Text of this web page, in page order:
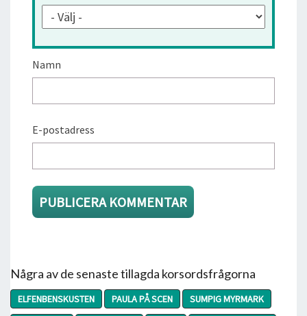
Namn
E-postadress
Några av de senaste tillagda korsordsfrågorna
ELFENBENSKUSTEN PAULA PÅ SCEN
SUMPIG MYRMARK